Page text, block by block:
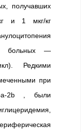
получавших
и 1 мкг/кг
больных —
Редкими
при
2b , были